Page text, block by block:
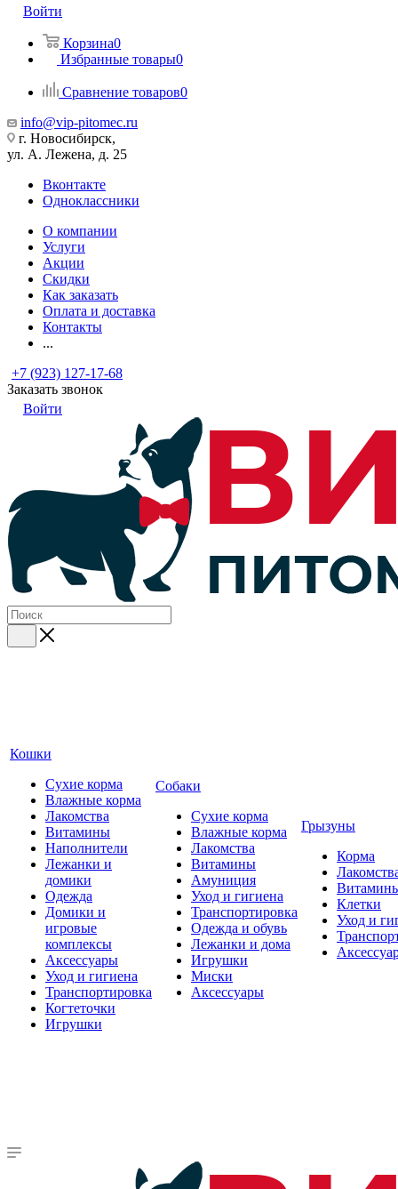
Войти
Корзина0
Избранные товары0
Сравнение товаров0
info@vip-pitomec.ru
г. Новосибирск,
ул. А. Лежена, д. 25
Вконтакте
Одноклассники
О компании
Услуги
Акции
Скидки
Как заказать
Оплата и доставка
Контакты
...
+7 (923) 127-17-68
Заказать звонок
Войти
Кошки
Сухие корма
Влажные корма
Лакомства
Витамины
Наполнители
Лежанки и
домики
Одежда
Домики и
игровые
комплексы
Аксессуары
Уход и гигиена
Транспортировка
Когтеточки
Игрушки
Собаки
Сухие корма
Влажные корма
Лакомства
Витамины
Амуниция
Уход и гигиена
Транспортировка
Одежда и обувь
Лежанки и дома
Игрушки
Миски
Аксессуары
Грызуны
Корма
Клетки
Уход и